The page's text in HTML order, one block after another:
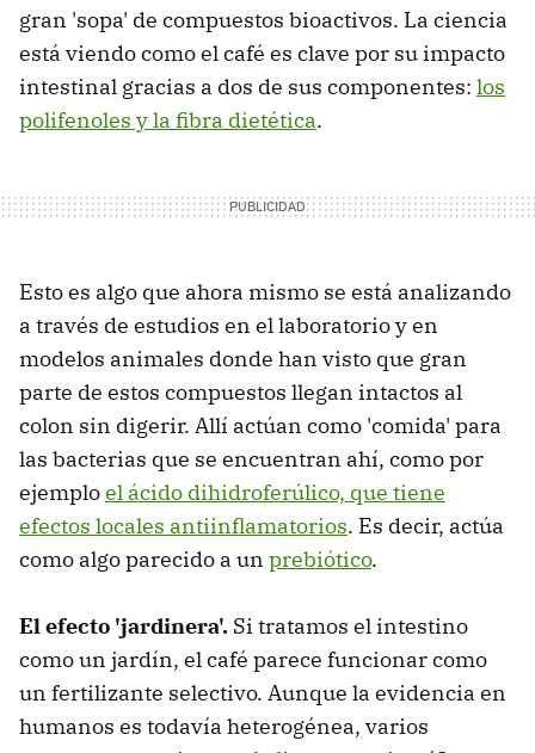
gran 'sopa' de compuestos bioactivos. La ciencia
está viendo como el café es clave por su impacto
intestinal gracias a dos de sus componentes: los
polifenoles y la fibra dietética.
Esto es algo que ahora mismo se está analizando
a través de estudios en el laboratorio y en
modelos animales donde han visto que gran
parte de estos compuestos llegan intactos al
colon sin digerir. Allí actúan como 'comida' para
las bacterias que se encuentran ahí, como por
ejemploel ácido dihidroferúlico, que tiene
efectos locales antiinflamatorios. Es decir, actúa
como algo parecido a un prebiótico.
El efecto 'jardinera'. Si tratamos el intestino
como un jardín, el café parece funcionar como
un fertilizante selectivo. Aunque la evidencia en
humanos es todavía heterogénea, varios